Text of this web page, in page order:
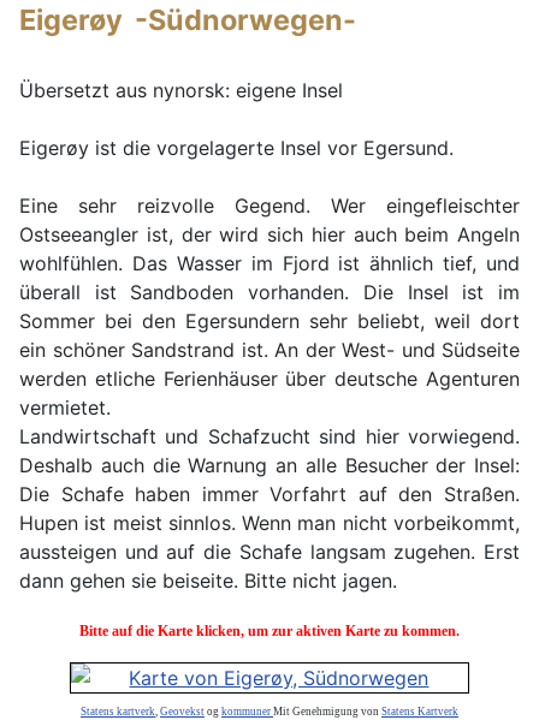
Eigerøy -Südnorwegen-
Übersetzt aus nynorsk: eigene Insel
Eigerøy ist die vorgelagerte Insel vor Egersund.
Eine sehr reizvolle Gegend. Wer eingefleischter
Ostseeangler ist, der wird sich hier auch beim Angeln
wohlfühlen. Das Wasser im Fjord ist ähnlich tief, und
überall ist Sandboden vorhanden. Die Insel ist im
Sommer bei den Egersundern sehr beliebt, weil dort
ein schöner Sandstrand ist. An der West- und Südseite
werden etliche Ferienhäuser über deutsche Agenturen
vermietet.
Landwirtschaft und Schafzucht sind hier vorwiegend.
Deshalb auch die Warnung an alle Besucher der Insel:
Die Schafe haben immer Vorfahrt auf den Straßen.
Hupen ist meist sinnlos. Wenn man nicht vorbeikommt,
aussteigen und auf die Schafe langsam zugehen. Erst
dann gehen sie beiseite. Bitte nicht jagen.
Bitte auf die Karte klicken, um zur aktiven Karte zu kommen.
Statens kartverk Geovekst og kommuner Mit Genehmigung von Statens Kartverk